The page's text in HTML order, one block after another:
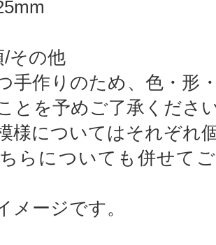
/その他
手作りのため、色・形
とを予めご了承くださ
様についてはそれぞれ
らについても併せて
メージです。